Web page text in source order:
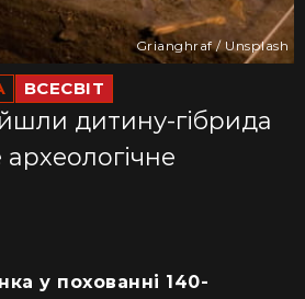
ВСЕСВІТ
дитину-гібрида
Grianghraf / Unsplash
у похованні 140-